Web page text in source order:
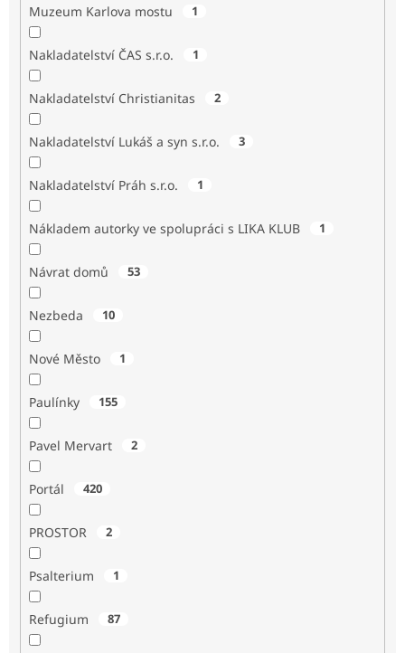
Muzeum Karlova mostu 1
Nakladatelství ČAS s.r.o. 1
Nakladatelství Christianitas 2
Nakladatelství Lukáš a syn s.r.o. 3
Nakladatelství Práh s.r.o. 1
Nákladem autorky ve spolupráci s LIKA KLUB 1
Návrat domů 53
Nezbeda 10
Nové Město 1
Paulínky 155
Pavel Mervart 2
Portál 420
PROSTOR 2
Psalterium 1
Refugium 87